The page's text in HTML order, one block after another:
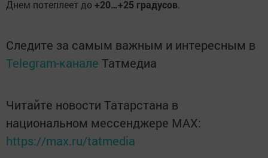
Днем потеплеет до +20…+25 градусов.
Следите за самым важным и интересным в
Telegram-канале Татмедиа
Читайте новости Татарстана в
национальном мессенджере MАХ:
https://max.ru/tatmedia